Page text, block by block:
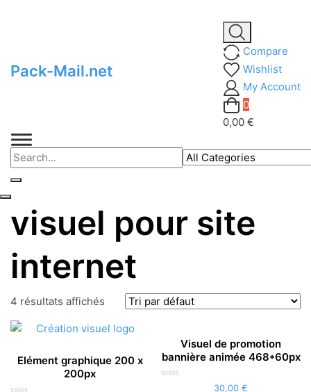
content
Pack-Mail.net
Compare
Wishlist
My Account
0
0,00 €
visuel pour site
internet
4 résultats affichés
Elément graphique 200 x
200px
Visuel de promotion
bannière animée 468*60px
30,00€